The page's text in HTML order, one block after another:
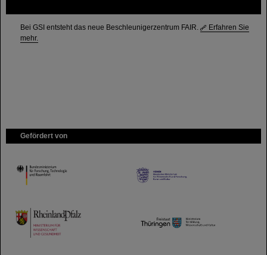
Bei GSI entsteht das neue Beschleunigerzentrum FAIR.
Erfahren Sie
mehr.
Gefördert von
HMWK
TMWWDG